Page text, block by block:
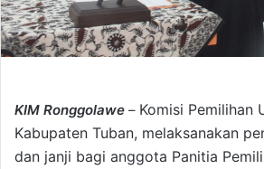
KIM Ronggolawe – Komisi Pemilihan
Kabupaten Tuban, melaksanakan
dan janji bagi anggota Panitia